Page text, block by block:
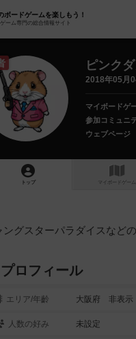
ボードゲームを楽しもう！
ーム専門の総合情報サイト
ピンク
2018年05月
マイボードゲ
参加コミュニ
ウェブページ
トップ マイボードゲーム
ングスターパラダイスなど
プロフィール
エリア/年齡 大阪府 非表
人数の好み 未設定